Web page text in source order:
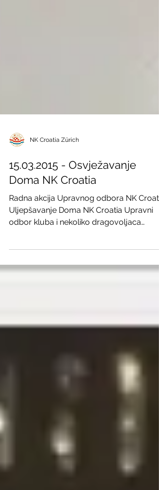
15.03.2015 - Osvježavanje
Doma NK Croatia
Radna akcija Upravnog odbora NK
Uljepšavanje Doma NK Croatia Upravni
zasukalo je rukave i...